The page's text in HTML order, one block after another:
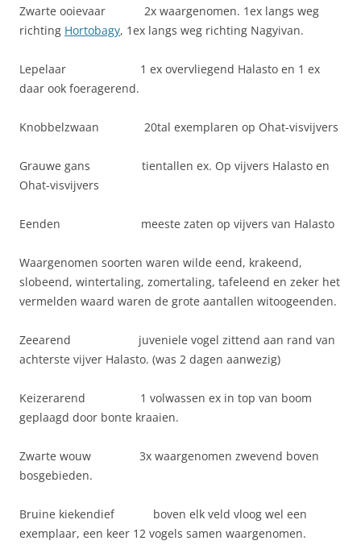
Zwarte ooievaar 2x waargenomen. 1ex langs weg
richting Hortobagy, 1ex langs weg richting Nagyivan.
Lepelaar 1 ex overvliegend Halasto en 1 ex
daar ook foeragerend.
Knobbelzwaan 20tal exemplaren op Ohat-visvijvers
Grauwe gans tientallen ex. Op vijvers Halasto en
Ohat-visvijvers
Eenden meeste zaten op vijvers van Halasto
Waargenomen soorten waren wilde eend, krakeend,
slobeend, wintertaling, zomertaling, tafeleend en zeker het
vermelden waard waren de grote aantallen witoogeenden.
Zeearend juveniele vogel zittend aan rand van
achterste vijver Halasto. (was 2 dagen aanwezig)
Keizerarend 1 volwassen ex in top van boom
geplaagd door bonte kraaien.
Zwarte wouw 3x waargenomen zwevend boven
bosgebieden.
Bruine kiekendief boven elk veld vloog wel een
exemplaar, een keer 12 vogels samen waargenomen.